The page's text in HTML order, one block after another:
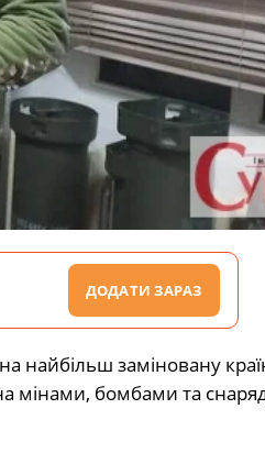
ДОДАТИ ЗАРАЗ
заміновану
мінами, бомбами та